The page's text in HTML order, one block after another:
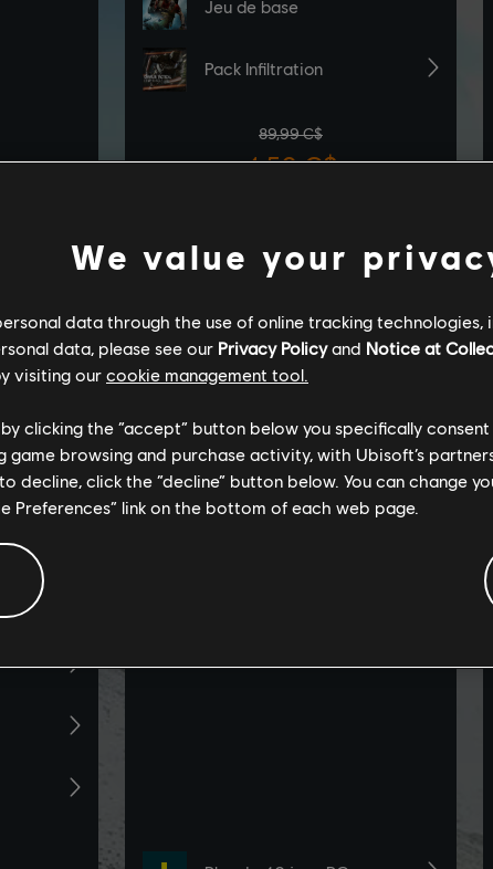
We value your
data through the use of online tracking technologies,
data, please see our Privacy Policyand Notice at
visiting our cookie management tool.
clicking the “accept” button below you specifically
game browsing and purchase activity, with Ubisoft’s
decline, click the “decline” button below. You can change
Preferences” link on the bottom of each web page.